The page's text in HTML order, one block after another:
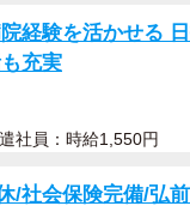
経験を活かせる
充実
社員：時給1,550円
/社会保険完備/弘